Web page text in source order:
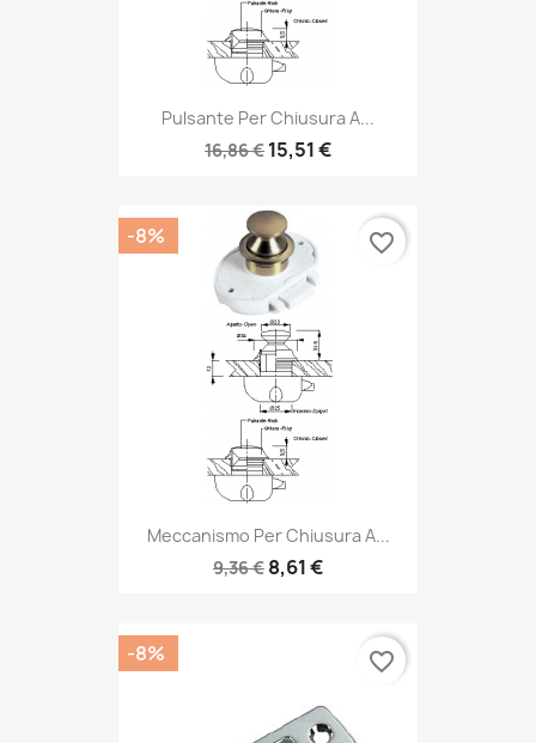
Pulsante Per Chiusura A...
16,86 € 15,51 €
Meccanismo Per Chiusura A...
9,36 € 8,61 €
-8% favorite_border
-8% favorite_border